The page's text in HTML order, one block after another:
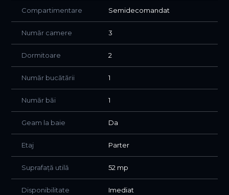
costurile de intretinere si utilitati sunt reduse intrucat a
fost izolat termic.
Dotari:
- Plita electrica Beko cu inductie
- Frigider si congelator
- Hota Electronix
- Aparat de aer conditionat
- Masina de spalat rufe Gorenje
- Interfon
- Internet si cablu TV.
- Boxa de depozitare la subsol
Hol intrare, bucatarie inchisa, zona de living cu loc de luat
dormitor cu canapea extensibila ( sau zona de birou ) si
Compartimentare Semidecomandat
Număr camere 3
Dormitoare 2
Număr bucătării 1
Număr băi 1
Geam la baie Da
Etaj Parter
Suprafață utilă 52 mp
Disponibilitate Imediat